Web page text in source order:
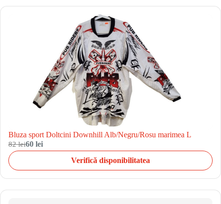
Bluza sport Doltcini Downhill Alb/Negru/Rosu marimea L
82 lei60 lei
Verifică disponibilitatea